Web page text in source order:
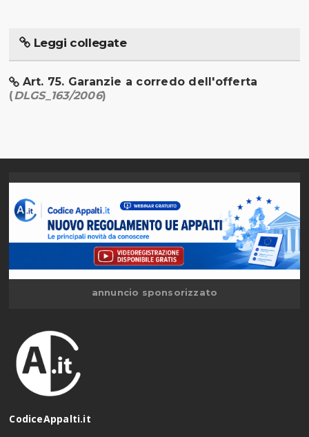
Leggi collegate
Art. 75. Garanzie a corredo dell'offerta
(DLGS_163/2006)
annuncio sponsorizzato
CodiceAppalti.it